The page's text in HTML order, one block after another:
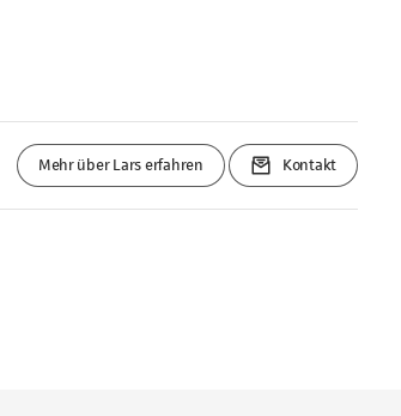
Mehr über Lars erfahren Kontakt